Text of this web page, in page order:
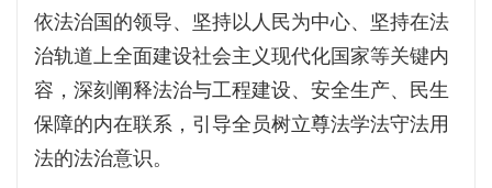
依法治国的领导、坚持以人民为中心、坚持在法
治轨道上全面建设社会主义现代化国家等关键内
容，深刻阐释法治与工程建设、安全生产、民生
保障的内在联系，引导全员树立尊法学法守法用
法的法治意识。